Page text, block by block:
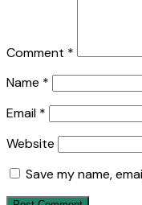
Comment *
Name *
Email *
Website
Save my name,